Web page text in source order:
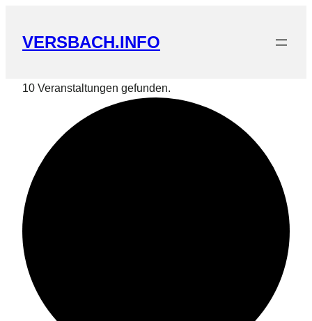
VERSBACH.INFO
10 Veranstaltungen gefunden.